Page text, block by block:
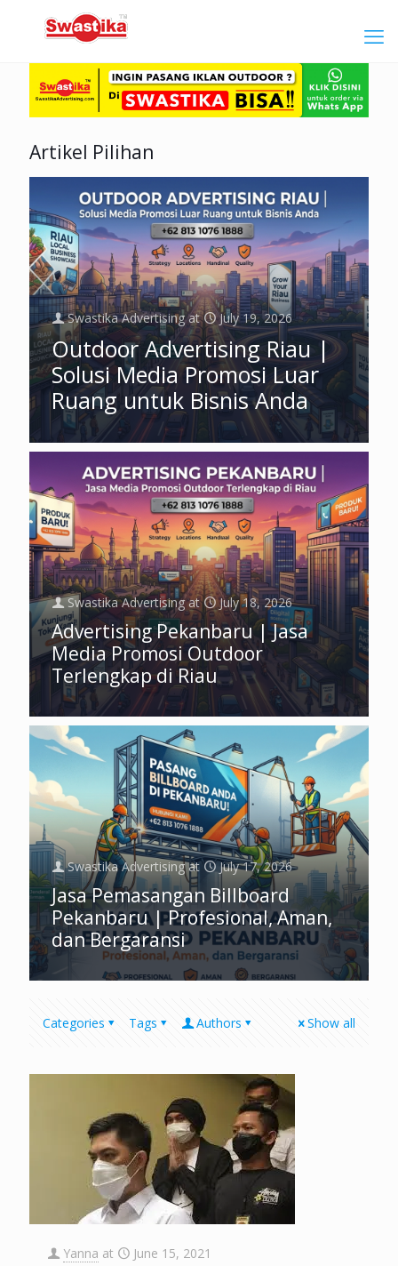
Artikel Pilihan
Swastika Advertising at July 19, 2026
Outdoor Advertising Riau |
Solusi Media Promosi Luar
Ruang untuk Bisnis Anda
Swastika Advertising at July 18, 2026
Advertising Pekanbaru | Jasa
Media Promosi Outdoor
Terlengkap di Riau
Swastika Advertising at July 17, 2026
Jasa Pemasangan Billboard
Pekanbaru | Profesional, Aman,
dan Bergaransi
Categories Tags Authors Show all
Yanna at June 15, 2021